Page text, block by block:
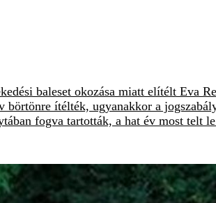
baleset okozása miatt elítélt Eva
ítélték, ugyanakkor a
fogva tartották, a hat év most telt